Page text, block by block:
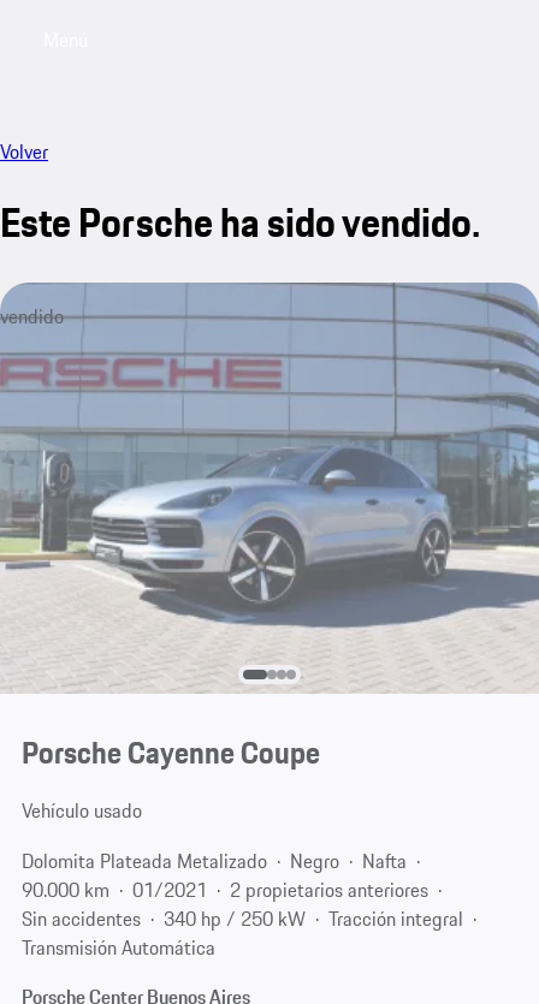
Volver
Este Porsche ha sido vendido.
vendido
Porsche Cayenne Coupe
Vehículo usado
Dolomita Plateada Metalizado
Negro
Nafta
90.000 km
01/2021
2 propietarios anteriores
Sin accidentes
340 hp / 250 kW
Tracción integral
Transmisión Automática
Porsche Center Buenos Aires